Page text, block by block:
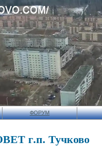
ФОРУМ
г.п. Тучково